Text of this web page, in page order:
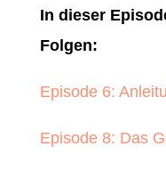
In dieser
Folgen:
Episode 6:
Episode 8: Das